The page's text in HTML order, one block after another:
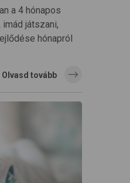
a 4 hónapos
imád játszani,
hónapról
Olvasd tovább